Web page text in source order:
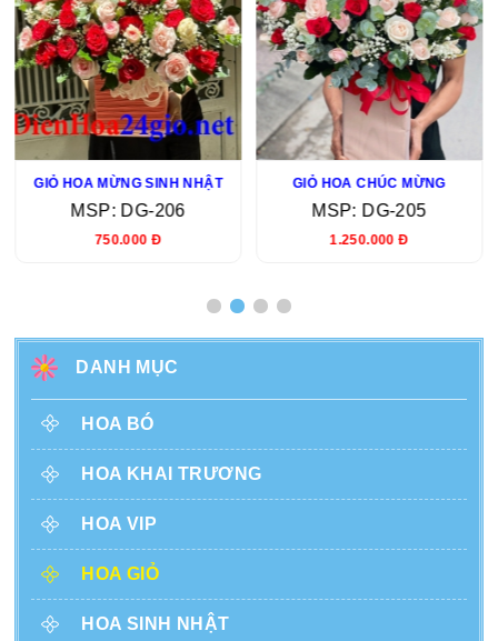
GIỎ HOA MỪNG SINH NHẬT
MSP: DG-206
750.000 Đ
GIỎ HOA CHÚC MỪNG
MSP: DG-205
1.250.000 Đ
DANH MỤC
HOA BÓ
HOA KHAI TRƯƠNG
HOA VIP
HOA GIỎ
HOA SINH NHẬT